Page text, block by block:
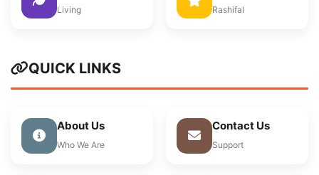
Living Rashifal
QUICK LINKS
About Us
Who We Are
Contact Us
Support